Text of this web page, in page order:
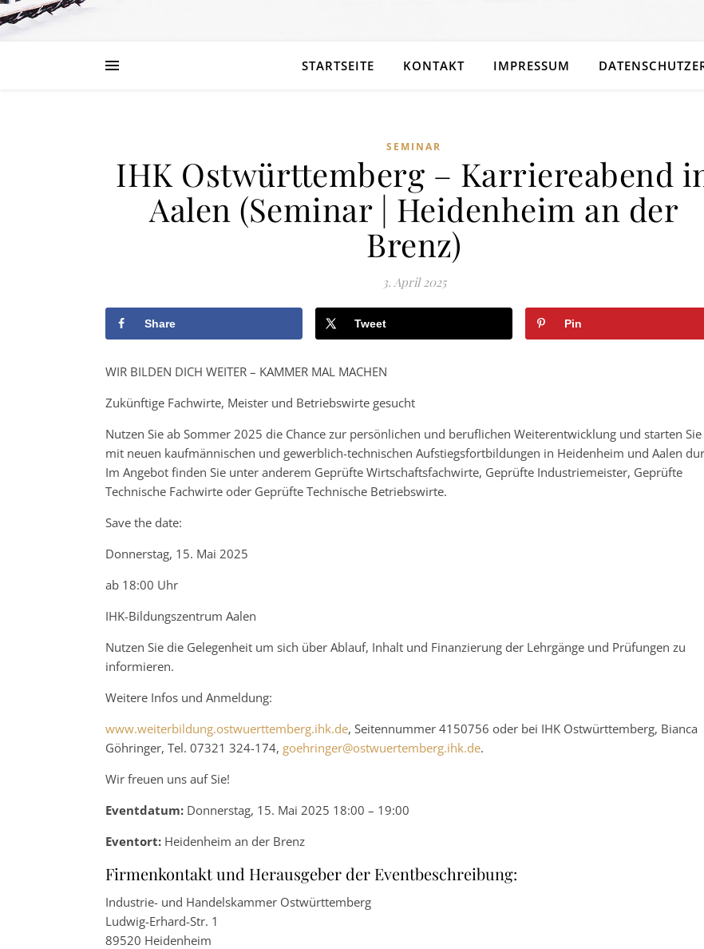
STARTSEITE KONTAKT IMPRESSUM
SEMINAR
IHK Ostwürttemberg – Karriereabend
Aalen (Seminar | Heidenheim an der
Brenz)
3. April 2025
Share Tweet Pin
WIR BILDEN DICH WEITER – KAMMER MAL MACHEN
Zukünftige Fachwirte, Meister und Betriebswirte gesucht
Nutzen Sie ab Sommer 2025 die Chance zur persönlichen und beruflichen Weiterentwicklung und starten Sie
mit neuen kaufmännischen und gewerblich-technischen Aufstiegsfortbildungen in Heidenheim und Aalen
Im Angebot finden Sie unter anderem Geprüfte Wirtschaftsfachwirte, Geprüfte Industriemeister, Geprüfte
Technische Fachwirte oder Geprüfte Technische Betriebswirte.
Save the date:
Donnerstag, 15. Mai 2025
ab 18:00 Uhr
IHK-Bildungszentrum Aalen
Nutzen Sie die Gelegenheit um sich über Ablauf, Inhalt und Finanzierung der Lehrgänge und Prüfungen zu
informieren.
Weitere Infos und Anmeldung:
www.weiterbildung.ostwuerttemberg.ihk.de, Seitennummer 4150756 oder bei IHK Ostwürttemberg, Bianca
Göhringer, Tel. 07321 324-174, goehringer@ostwuertemberg.ihk.de.
Wir freuen uns auf Sie!
Eventdatum: Donnerstag, 15. Mai 2025 18:00 – 19:00
Eventort: Heidenheim an der Brenz
Firmenkontakt und Herausgeber der Eventbeschreibung:
Industrie- und Handelskammer Ostwürttemberg
Ludwig-Erhard-Str. 1
89520 Heidenheim